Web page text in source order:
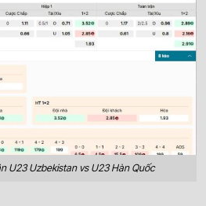
U23 Uzbekistan vs U23 Hàn Quốc